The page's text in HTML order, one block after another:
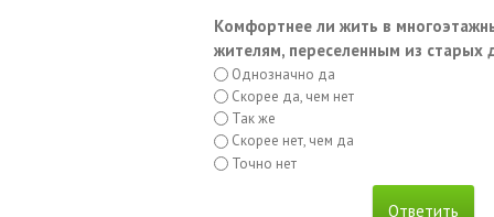
Комфортнее ли жить в
жителям, переселенным из старых
Однозначно да
Скорее да, чем нет
Так же
Скорее нет, чем да
Точно нет